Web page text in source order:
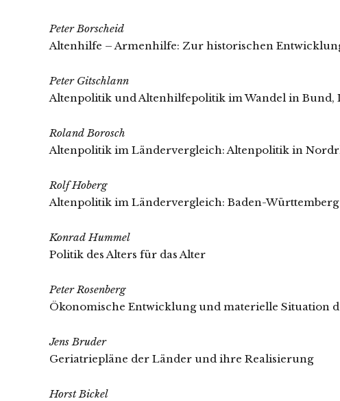
Peter Borscheid
Altenhilfe – Armenhilfe: Zur historischen
Peter Gitschlann
Altenpolitik und Altenhilfepolitik im Wandel in Bund,
Roland Borosch
Altenpolitik im Ländervergleich: Altenpolitik in
Rolf Hoberg
Altenpolitik im Ländervergleich: Baden-Württemberg
Konrad Hummel
Politik des Alters für das Alter
Peter Rosenberg
Ökonomische Entwicklung und materielle Situation
Jens Bruder
Geriatriepläne der Länder und ihre Realisierung
Horst Bickel